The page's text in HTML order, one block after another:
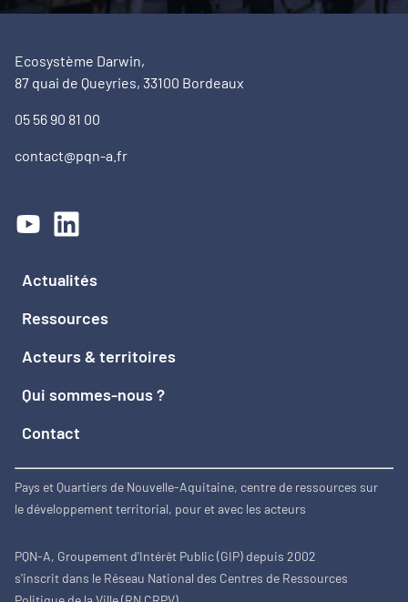
Ecosystème Darwin,
87 quai de Queyries, 33100 Bordeaux
05 56 90 81 00
contact@pqn-a.fr
Actualités
Ressources
Acteurs & territoires
Qui sommes-nous ?
Contact
Pays et Quartiers de Nouvelle-Aquitaine, centre de ressources sur
le développement territorial, pour et avec les acteurs
PQN-A, Groupement d'Intérêt Public (GIP) depuis 2002
s'inscrit dans le Réseau National des Centres de Ressources